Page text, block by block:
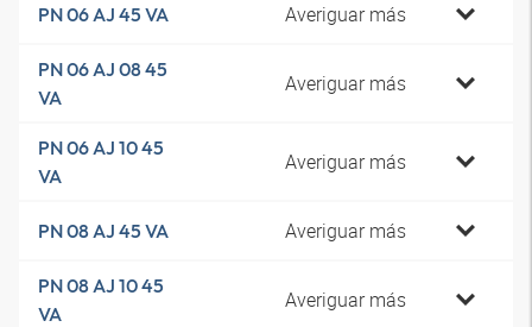
PN 06 AJ 45 VA Averiguar más
PN 06 AJ 08 45
VA
Averiguar más
PN 06 AJ 10 45
VA
Averiguar más
PN 08 AJ 45 VA Averiguar más
PN 08 AJ 10 45
VA
Averiguar más